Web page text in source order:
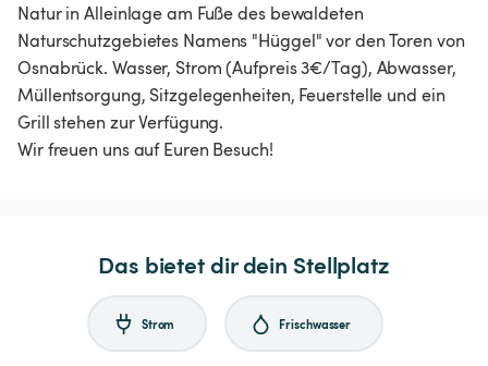
Natur in Alleinlage am Fuße des bewaldeten
Naturschutzgebietes Namens "Hüggel" vor den Toren von
Osnabrück. Wasser, Strom (Aufpreis 3€/Tag), Abwasser,
Müllentsorgung, Sitzgelegenheiten, Feuerstelle und ein
Grill stehen zur Verfügung.
Wir freuen uns auf Euren Besuch!
Das bietet dir dein Stellplatz
Strom Frischwasser